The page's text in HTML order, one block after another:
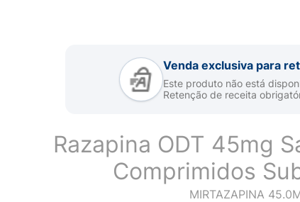
Venda exclusiva para
Este produto não está
Retenção de receita
Razapina ODT 45mg
Comprimidos
MIRTAZAPINA